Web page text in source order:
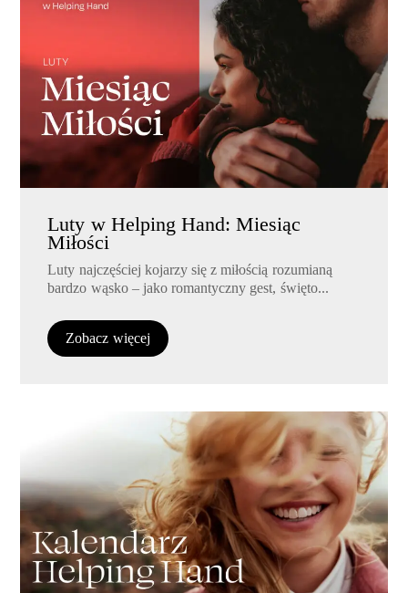
Luty w Helping Hand: Miesiąc
Miłości
Luty najczęściej kojarzy się z miłością rozumianą
bardzo wąsko – jako romantyczny gest, święto...
Zobacz więcej